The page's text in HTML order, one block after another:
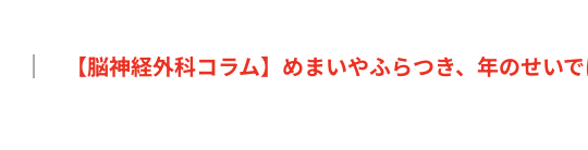
【脳神経外科コラム】めまいやふらつき、年のせい